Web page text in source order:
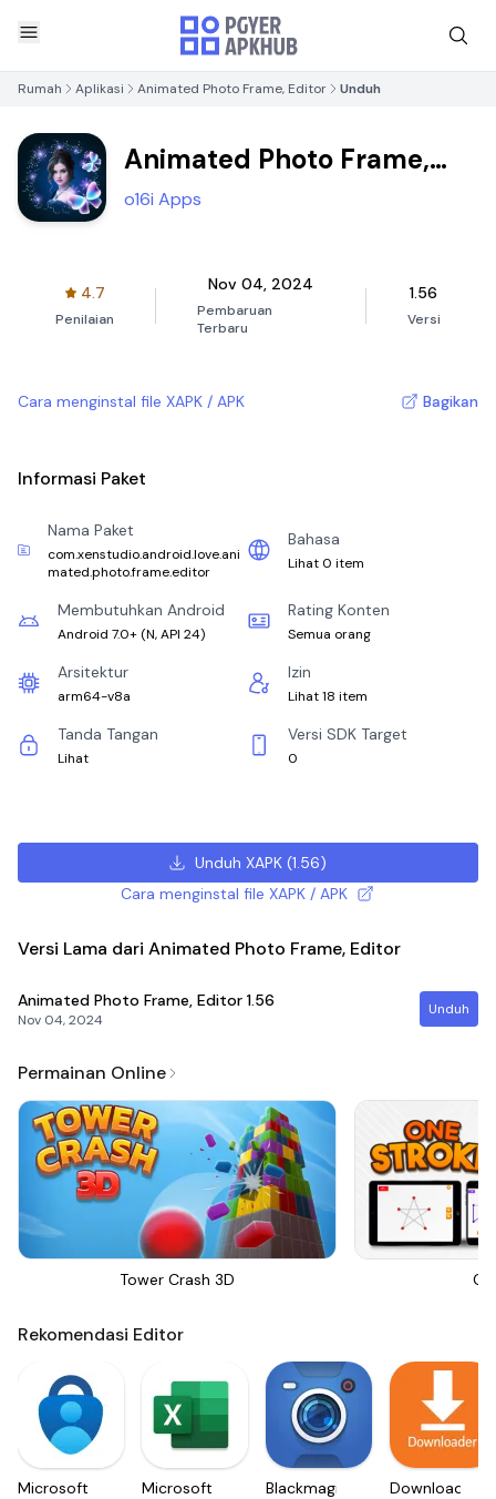
Rumah Aplikasi Animated Photo Frame, Editor Unduh
Animated Photo Frame,
Editor
o16i Apps
4.7
Penilaian
Nov 04, 2024
Pembaruan
Terbaru
1.56
Versi
Cara menginstal file XAPK / APK Bagikan
Informasi Paket
Nama Paket
com.xenstudio.android.love.ani
mated.photo.frame.editor
Bahasa
Lihat 0 item
Membutuhkan Android
Android 7.0+ (N, API 24)
Rating Konten
Semua orang
Arsitektur
arm64-v8a
Izin
Lihat 18 item
Tanda Tangan
Lihat
Versi SDK Target
0
Unduh XAPK (1.56)
Cara menginstal file XAPK / APK
Versi Lama dari Animated Photo Frame, Editor
Animated Photo Frame, Editor 1.56
Nov 04, 2024
Unduh
Permainan Online
Tower Crash 3D
Rekomendasi Editor
Microsoft
Microsoft
Blackmagic
Downloader